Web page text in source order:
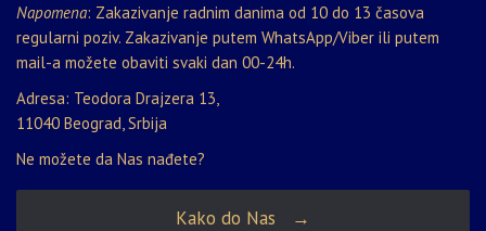
Napomena: Zakazivanje radnim danima od 10 do 13 časova
regularni poziv. Zakazivanje putem WhatsApp/Viber ili putem
mail-a možete obaviti svaki dan 00-24h.
Adresa: Teodora Drajzera 13,
11040 Beograd, Srbija
Ne možete da Nas nađete?
Kako do Nas →